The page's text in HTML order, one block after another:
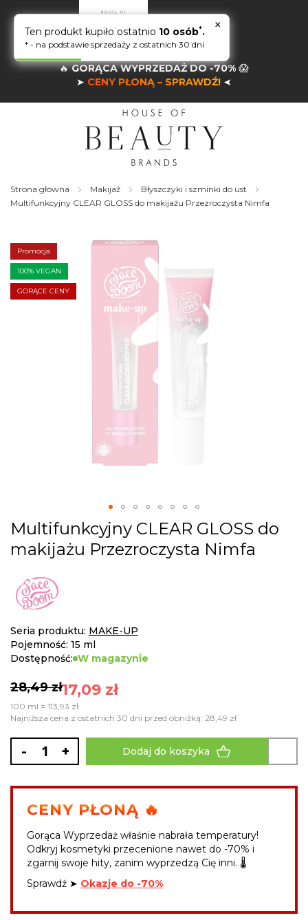
🔥GORĄCA WYPRZEDAŻ DO -70% 😱
➤ CENY PŁONĄ – SPRAWDŹ! ➤
Strona główna Makijaż
Błyszczyki i szminki do ust
Multifunkcyjny CLEAR GLOSS do makijażu Przezroczysta Nimfa
the
end
of
the
images
Promocja
100% VEGAN
GORĄCE CENY
Skip
to
the
the
images
Multifunkcyjny CLEAR GLOSS do
makijażu Przezroczysta Nimfa
Seria produktu: MAKE-UP
Pojemność: 15 ml
Dostępność: W magazynie
17,09 zł
28,49 zł
100 ml = 113,93 zł
Najniższa cena z ostatnich 30 dni przed obniżką: 28,49 zł
- + Dodaj do koszyka
CENY PŁONĄ 🔥
Gorąca Wyprzedaż właśnie nabrała temperatury!
Odkryj kosmetyki przecenione nawet do -70% i
zgarnij swoje hity, zanim wyprzedzą Cię inni. 🌡️
Sprawdź ➤ Okazje do -70%
×
Ten produkt kupiło ostatnio 10 osób*.
* - na podstawie sprzedaży z ostatnich 30 dni